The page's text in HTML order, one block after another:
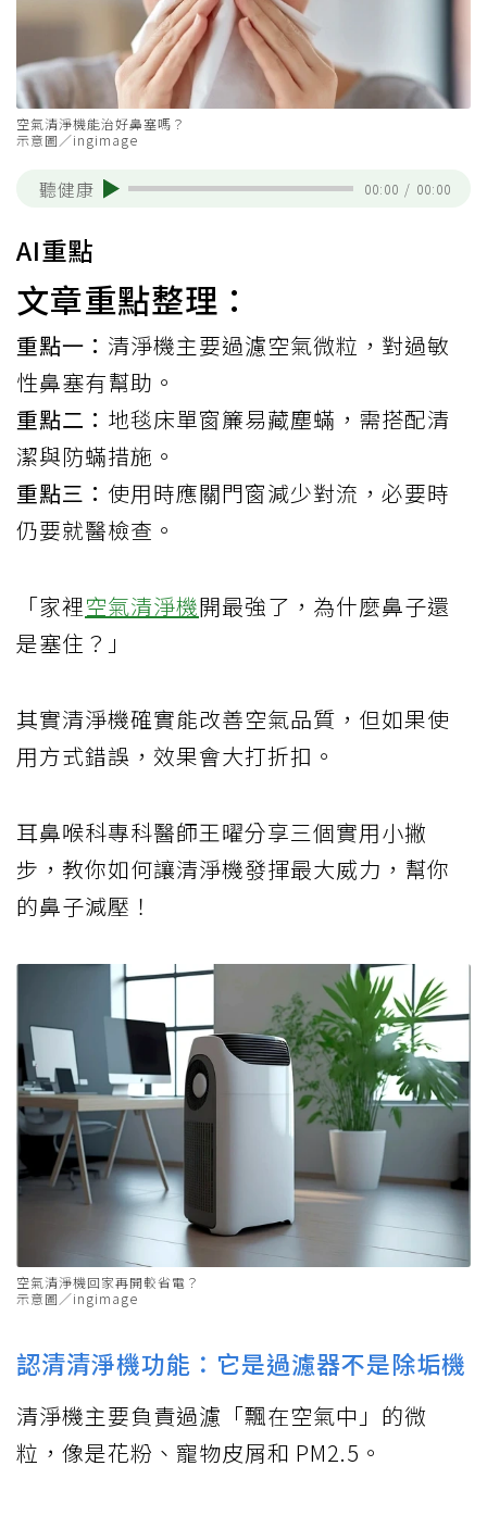
空氣清淨機能治好鼻塞嗎？
示意圖／ingimage
聽健康 00:00 / 00:00
AI重點
文章重點整理：
重點一： 清淨機主要過濾空氣微粒，對過敏
性鼻塞有幫助。
重點二： 地毯床單窗簾易藏塵蟎，需搭配清
潔與防蟎措施。
重點三： 使用時應關門窗減少對流，必要時
仍要就醫檢查。
「家裡空氣清淨機開最強了，為什麼鼻子還
是塞住？」
其實清淨機確實能改善空氣品質，但如果使
用方式錯誤，效果會大打折扣。
耳鼻喉科專科醫師王曜分享三個實用小撇
步，教你如何讓清淨機發揮最大威力，幫你
的鼻子減壓！
空氣清淨機回家再開較省電？
示意圖／ingimage
認清清淨機功能：它是過濾器不是除垢機
清淨機主要負責過濾「飄在空氣中」的微
粒，像是花粉、寵物皮屑和 PM2.5。